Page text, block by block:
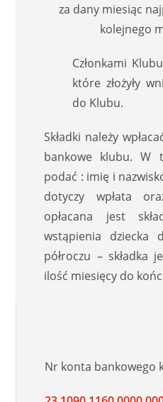
za dany miesiąc
kolejnego
Członkami
które złożyły
do Klubu.
Składki należy
bankowe klubu. W
podać : imię i
dotyczy wpłata
opłacana jest
wstąpienia
półroczu – składka
ilość miesięcy do
Nr konta bankowego